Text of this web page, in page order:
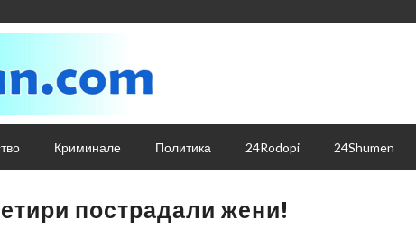
Криминале Политика 24Rodopi 24Shumen
пострадали жени!